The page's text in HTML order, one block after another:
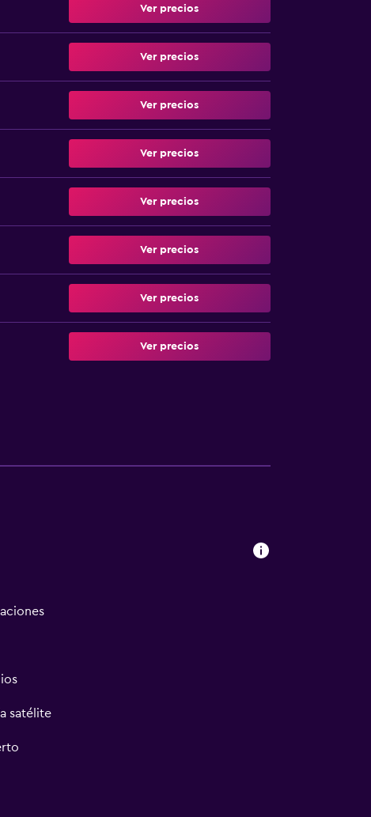
Ver precios
Ver precios
Ver precios
Ver precios
Ver precios
Ver precios
Ver precios
Ver precios
satélite